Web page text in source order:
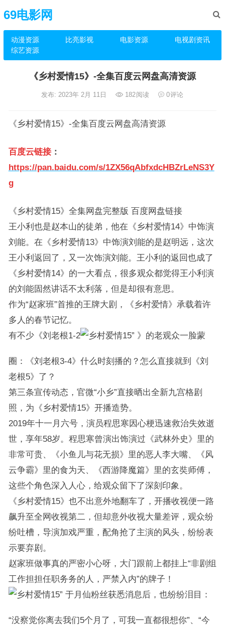
69电影网
动漫资源 比亮影视 电影资源
电视剧资讯
综艺资源
《乡村爱情15》-全集百度云网盘高清资源
发布: 2023年 2月 11日 182阅读 0评论
《乡村爱情15》-全集百度云网盘高清资源
百度云链接：
https://pan.baidu.com/s/1ZX56qAbfxdcHBZrLeNS3Y
g
《乡村爱情15》全集网盘完整版 百度网盘链接
王小利也是赵本山的徒弟，他在《乡村爱情14》中饰演
刘能。在《乡村爱情13》中饰演刘能的是赵明远，这次
王小利返回了，又一次饰演刘能。王小利的返回也成了
《乡村爱情14》的一大看点，很多观众都觉得王小利演
的刘能固然讲话不太利落，但是却很有意思。
作为“赵家班”首推的王牌大剧，《乡村爱情》承载着许
多人的春节记忆。
有不少《刘老根1-2
》的老观众一脸蒙
圈：《刘老根3-4》什么时刻播的？怎么直接就到《刘
老根5》了？
第三条宣传动态，官微“小乡”直接晒出全新九宫格剧
照，为《乡村爱情15》开播造势。
2019年十一月六号，演员程思寒因心梗迅速救治失效逝
世，享年58岁。程思寒曾演出饰演过《武林外史》里的
非常可贵、《小鱼儿与花无损》里的恶人李大嘴、《风
云争霸》里的食为天、《西游降魔篇》里的玄奘师傅，
这些个角色深入人心，给观众留下了深刻印象。
《乡村爱情15》也不出意外地翻车了，开播收视便一路
飙升至全网收视第二，但却意外收视大量差评，观众纷
纷吐槽，导演加戏严重，配角抢了主演的风头，纷纷表
示要弃剧。
赵家班做事真的严密小心呀，大门跟前上都挂上“非剧组
工作担担任职务务的人，严禁入内”的牌子！
于月仙粉丝获悉消息后，也纷纷泪目：
“没察觉你离去我们5个月了，可我一直都很想你”、“今